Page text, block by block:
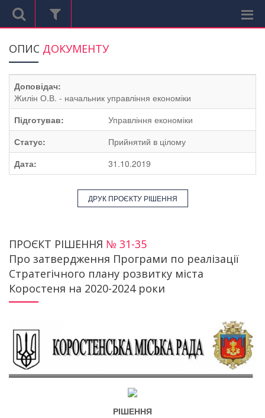
ОПИС ДОКУМЕНТУ
Доповідач:
Жилін О.В. - начальник управління економіки
Підготував:
Управління економіки
Статус:
Прийнятий в цілому
Дата:
31.10.2019
ДРУК ПРОЄКТУ РІШЕННЯ
ПРОЄКТ РІШЕННЯ № 31-35
Про затвердження Програми по реалізації
Стратегічного плану розвитку міста
Коростеня на 2020-2024 роки
РІШЕННЯ